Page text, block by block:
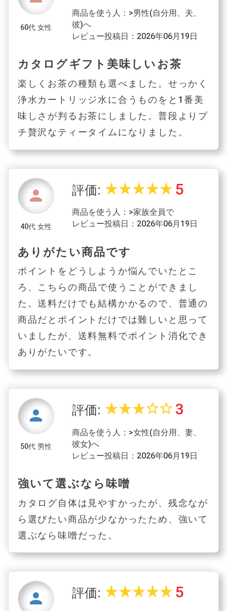
60代 女性
商品を使う人：>男性(自分用、夫、
彼)へ
レビュー投稿日：2026年06月19日
カタログギフト美味しいお茶
楽しくお茶の種類も選べました。せっかく
浄水カートリッジ水に合うものをと1番美
味しさが判るお茶にしました。普段よりプ
チ贅沢なティータイムになりました。
person
40代 女性
評価: star_ratestar_ratestar_ratestar_ratestar_rate 5
商品を使う人：>家族全員で
レビュー投稿日：2026年06月19日
ありがたい商品です
ポイントをどうしようか悩んでいたとこ
ろ、こちらの商品で使うことができまし
た。送料だけでも結構かかるので、普通の
商品だとポイントだけでは難しいと思って
いましたが、送料無料でポイント消化でき
ありがたいです。
person
50代 男性
評価: star_ratestar_ratestar_ratestar_borderstar_border 3
商品を使う人：>女性(自分用、妻、
彼女)へ
レビュー投稿日：2026年06月19日
強いて選ぶなら味噌
カタログ自体は見やすかったが、残念なが
ら選びたい商品が少なかったため、強いて
選ぶなら味噌だった。
person 評価: star_ratestar_ratestar_ratestar_ratestar_rate 5